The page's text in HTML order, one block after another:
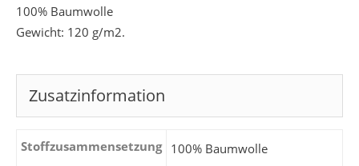
100% Baumwolle
Gewicht: 120 g/m2.
Zusatzinformation
Stoffzusammensetzung 100% Baumwolle